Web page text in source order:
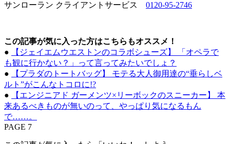
サンローラン クライアントサービス ︎ 0120-95-2746
この記事が気に入った方はこちらもオススメ！
●
【ジェイエムウエストンのコラボシューズ】 「オペラで
も観に行かない？」って言ってみたいでしょ？
●
【プラダのトートバッグ】 モテる大人御用達の“垂らしベ
ルト”がこんなトコロに!?
●
【エンジニアド ガーメンツ×リーボックのスニーカー】 本
来あるべきものが無いのって、やっぱり気になるもん
で……。
PAGE 7